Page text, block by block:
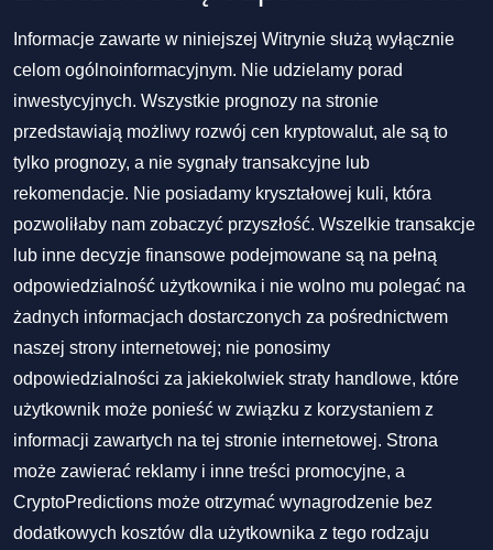
Informacje zawarte w niniejszej Witrynie służą wyłącznie
celom ogólnoinformacyjnym. Nie udzielamy porad
inwestycyjnych. Wszystkie prognozy na stronie
przedstawiają możliwy rozwój cen kryptowalut, ale są to
tylko prognozy, a nie sygnały transakcyjne lub
rekomendacje. Nie posiadamy kryształowej kuli, która
pozwoliłaby nam zobaczyć przyszłość. Wszelkie transakcje
lub inne decyzje finansowe podejmowane są na pełną
odpowiedzialność użytkownika i nie wolno mu polegać na
żadnych informacjach dostarczonych za pośrednictwem
naszej strony internetowej; nie ponosimy
odpowiedzialności za jakiekolwiek straty handlowe, które
użytkownik może ponieść w związku z korzystaniem z
informacji zawartych na tej stronie internetowej. Strona
może zawierać reklamy i inne treści promocyjne, a
CryptoPredictions może otrzymać wynagrodzenie bez
dodatkowych kosztów dla użytkownika z tego rodzaju